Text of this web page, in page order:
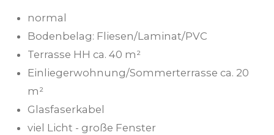
normal
Bodenbelag: Fliesen/Laminat/PVC
Terrasse HH ca. 40 m²
Einliegerwohnung/Sommerterrasse ca. 20
m²
Glasfaserkabel
viel Licht - große Fenster